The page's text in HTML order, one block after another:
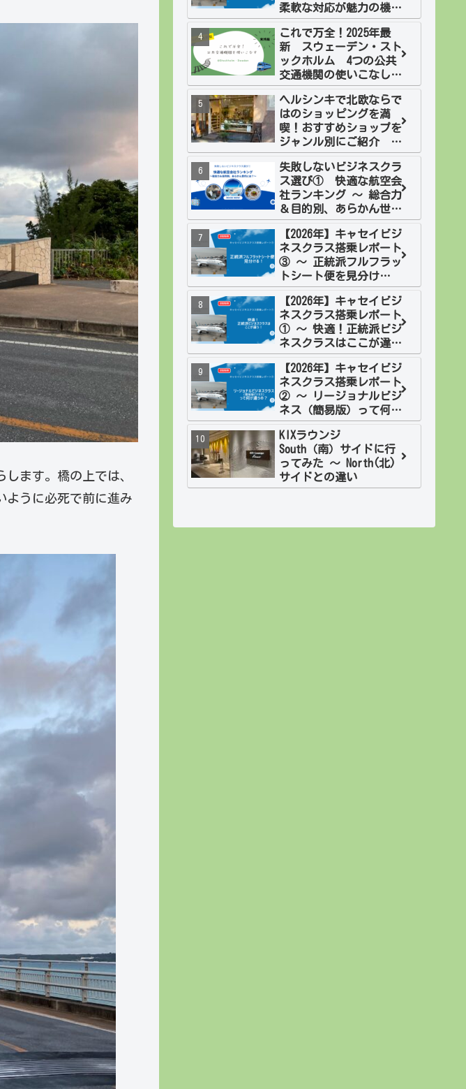
ます。橋の上では、
ように必死で前に進み
柔軟な対応が魅力の機内
食
これで万全！2025年最
新 スウェーデン・スト
ックホルム 4つの公共
交通機関の使いこなし
方 実践編
ヘルシンキで北欧ならで
はのショッピングを満
喫！おすすめショップを
ジャンル別にご紹介 北
欧２週間旅 フィンラン
ド
失敗しないビジネスクラ
ス選び① 快適な航空会
社ランキング ～ 総合力
＆目的別、あらかん世代
には？
【2026年】キャセイビジ
ネスクラス搭乗レポート
③ ～ 正統派フルフラッ
トシート便を見分け
る！
【2026年】キャセイビジ
ネスクラス搭乗レポート
① ～ 快適！正統派ビジ
ネスクラスはここが違
う！
【2026年】キャセイビジ
ネスクラス搭乗レポート
② ～ リージョナルビジ
ネス（簡易版）って何が
違うの？
KIXラウンジ
South（南）サイドに行
ってみた ～ North(北)
サイドとの違い